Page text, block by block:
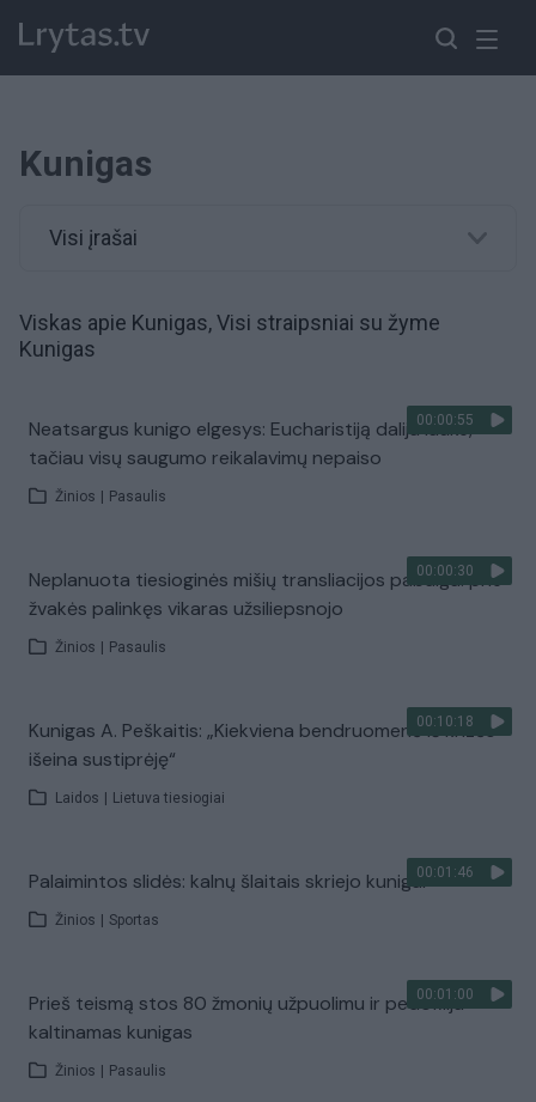
Kunigas
Visi įrašai
Viskas apie Kunigas, Visi straipsniai su žyme
Kunigas
00:00:55
Neatsargus kunigo elgesys: Eucharistiją dalija lauke,
tačiau visų saugumo reikalavimų nepaiso
Žinios Pasaulis
00:00:30
Neplanuota tiesioginės mišių transliacijos pabaiga: prie
žvakės palinkęs vikaras užsiliepsnojo
Žinios Pasaulis
00:10:18
Kunigas A. Peškaitis: „Kiekviena bendruomenė iš krizės
išeina sustiprėję“
Laidos Lietuva tiesiogiai
00:01:46
Palaimintos slidės: kalnų šlaitais skriejo kunigai
Žinios Sportas
00:01:00
Prieš teismą stos 80 žmonių užpuolimu ir pedofilija
kaltinamas kunigas
Žinios Pasaulis